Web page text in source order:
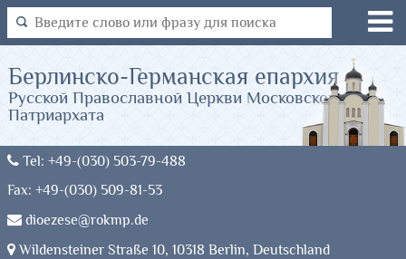
Tel: +49-(030) 503-79-488
Fax: +49-(030) 509-81-53
dioezese@rokmp.de
Wildensteiner Straße 10, 10318 Berlin, Deutschland
Берлинско-Германская епархия
Русской Православной Церкви Московского
Патриархата